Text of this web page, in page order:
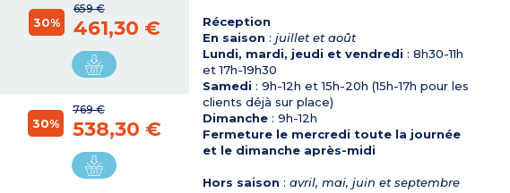
659 €
30% 461,30 €
769 €
30% 538,30 €
Réception
En saison : juillet et août
Lundi, mardi, jeudi et vendredi : 8h30-11h
et 17h-19h30
Samedi : 9h-12h et 15h-20h (15h-17h pour les
clients déjà sur place)
Dimanche: 9h-12h
Fermeture le mercredi toute la journée
et le dimanche après-midi
Hors saison : avril, mai, juin et septembre